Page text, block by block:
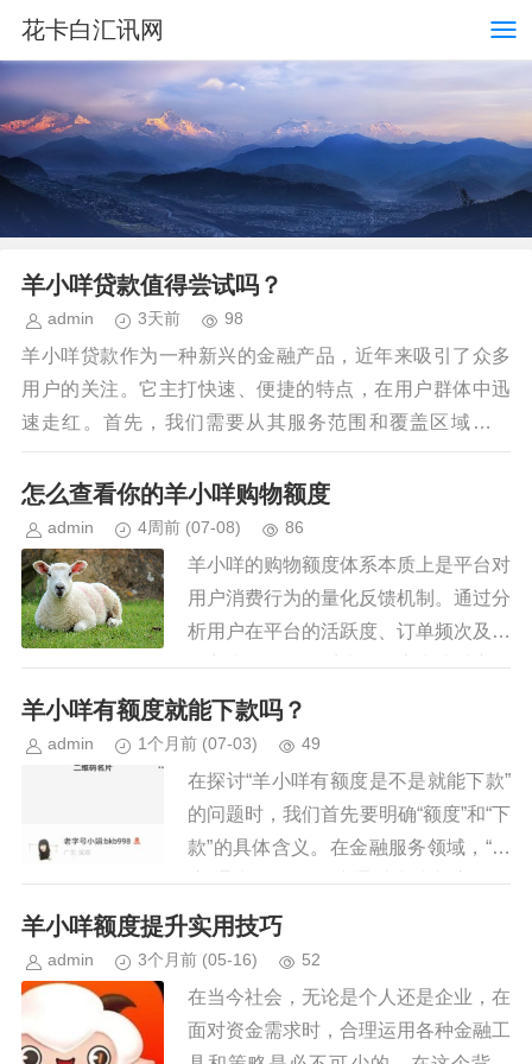
花卡白汇讯网
羊小咩贷款值得尝试吗？
admin 3天前 98
羊小咩贷款作为一种新兴的金融产品，近年来吸引了众多
用户的关注。它主打快速、便捷的特点，在用户群体中迅
速走红。首先，我们需要从其服务范围和覆盖区域来分
析。羊小咩贷款主要面向小微企业和个人消费者提供短期
流...
怎么查看你的羊小咩购物额度
admin 4周前 (07-08) 86
羊小咩的购物额度体系本质上是平台对
用户消费行为的量化反馈机制。通过分
析用户在平台的活跃度、订单频次及支
付方式等数据，系统会动态生成对应的
购物额度数值。这一数值并非简单的固
羊小咩有额度就能下款吗？
admin 1个月前 (07-03) 49
在探讨“羊小咩有额度是不是就能下款”
的问题时，我们首先要明确“额度”和“下
款”的具体含义。在金融服务领域，“额
度”通常指的是用户通过申请并审核后
获得的借款或信用卡可用金额；而“下
羊小咩额度提升实用技巧
admin 3个月前 (05-16) 52
在当今社会，无论是个人还是企业，在
面对资金需求时，合理运用各种金融工